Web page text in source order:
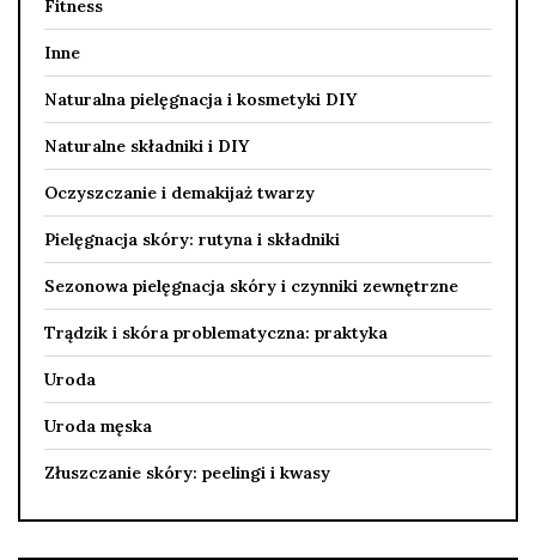
Fitness
Inne
Naturalna pielęgnacja i kosmetyki DIY
Naturalne składniki i DIY
Oczyszczanie i demakijaż twarzy
Pielęgnacja skóry: rutyna i składniki
Sezonowa pielęgnacja skóry i czynniki zewnętrzne
Trądzik i skóra problematyczna: praktyka
Uroda
Uroda męska
Złuszczanie skóry: peelingi i kwasy